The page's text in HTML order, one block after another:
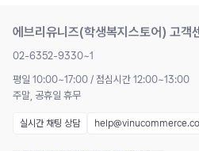
에브리유니즈(학생복지스토어) 고객
02-6352-9330~1
평일 10:00~17:00 / 점심시간 12:00~13:00
주말, 공휴일 휴무
실시간 채팅 상담